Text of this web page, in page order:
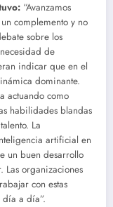
“Avanzamos
complemento y no
sobre los
de
indicar que en el
dominante.
actuando como
habilidades blandas
La
artificial en
un buen desarrollo
organizaciones
con estas
día a día”.